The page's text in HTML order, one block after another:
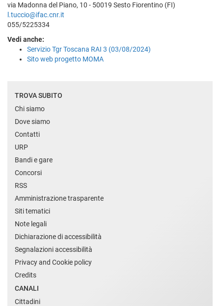
via Madonna del Piano, 10 - 50019 Sesto Fiorentino (FI)
l.tuccio@ifac.cnr.it
055/5225334
Vedi anche:
Servizio Tgr Toscana RAI 3 (03/08/2024)
Sito web progetto MOMA
TROVA SUBITO
Chi siamo
Dove siamo
Contatti
URP
Bandi e gare
Concorsi
RSS
Amministrazione trasparente
Siti tematici
Note legali
Dichiarazione di accessibilità
Segnalazioni accessibilità
Privacy and Cookie policy
Credits
CANALI
Cittadini